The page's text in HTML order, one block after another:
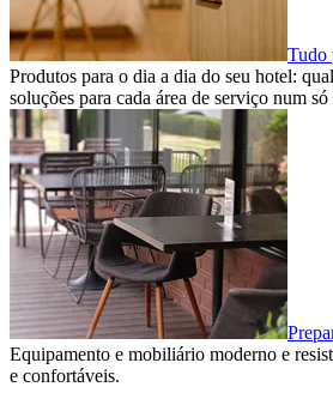
Tudo
Produtos para o dia a dia do seu hotel:
soluções para cada área de serviço num só
Equipamento e mobiliário moderno e
e confortáveis.